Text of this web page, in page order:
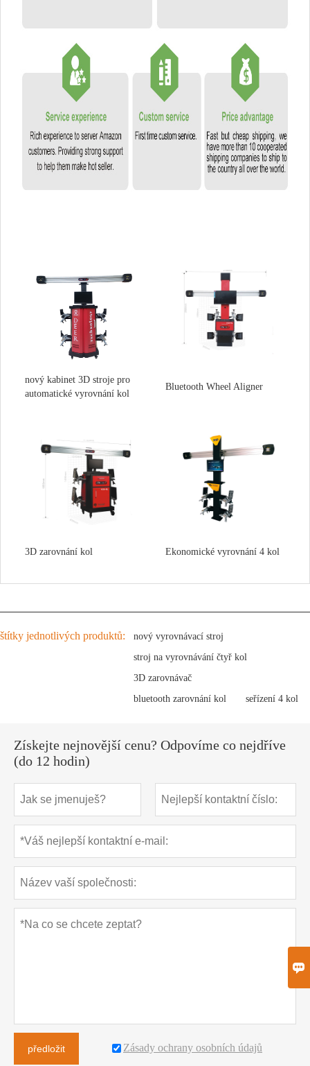
nový kabinet 3D stroje pro
automatické vyrovnání kol
Bluetooth Wheel Aligner
3D zarovnání kol Ekonomické vyrovnání 4 kol
štítky jednotlivých produktů:
nový vyrovnávací stroj
stroj na vyrovnávání čtyř kol
3D zarovnávač
bluetooth zarovnání kol
seřízení 4 kol
Získejte nejnovější cenu? Odpovíme co nejdříve
(do 12 hodin)
předložit Zásady ochrany osobních údajů
